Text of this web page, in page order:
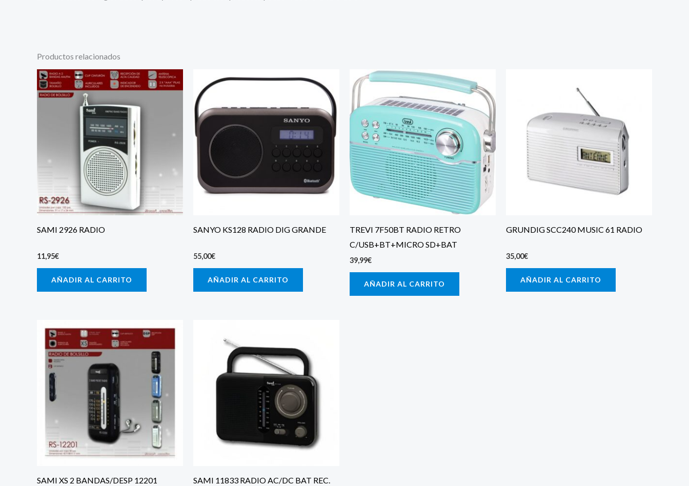
Productos relacionados
SAMI 2926 RADIO
11,95€
AÑADIR AL CARRITO
SANYO KS128 RADIO DIG GRANDE
55,00€
AÑADIR AL CARRITO
TREVI 7F50BT RADIO RETRO
C/USB+BT+MICRO SD+BAT
39,99€
AÑADIR AL CARRITO
GRUNDIG SCC240 MUSIC 61 RADIO
35,00€
AÑADIR AL CARRITO
SAMI XS 2 BANDAS/DESP 12201
SAMI 11833 RADIO AC/DC BAT REC.